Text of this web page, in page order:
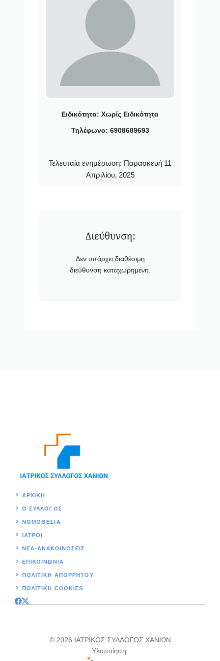
Ειδικότητα: Χωρίς Ειδικότητα
Τηλέφωνο: 6908689693
Τελευταία ενημέρωση: Παρασκευή 11
Απριλίου, 2025
Διεύθυνση:
Δεν υπάρχει διαθέσιμη
διεύθυνση καταχωρημένη.
ΑΡΧΙΚΉ
Ο ΣΥΛΛΟΓΟΣ
ΝΟΜΟΘΕΣΊΑ
ΙΑΤΡΟΙ
ΝΕΑ-ΑΝΑΚΟΙΝΩΣΕΙΣ
ΕΠΙΚΟΙΝΩΝΊΑ
ΠΟΛΙΤΙΚΉ ΑΠΟΡΡΗΤΟΥ
ΠΟΛΙΤΙΚΗ COOKIES
© 2026 ΙΑΤΡΙΚΟΣ ΣΥΛΛΟΓΟΣ ΧΑΝΙΩΝ
Υλοποίηση: